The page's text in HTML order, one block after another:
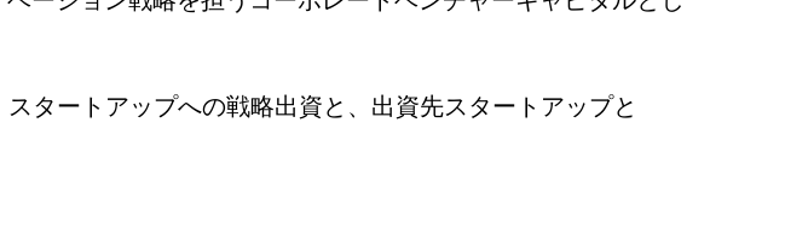
タートアップへの戦略出資と、出資先スタートアップと